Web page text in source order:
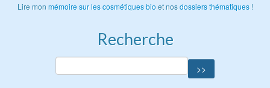
Lire monmémoire sur les cosmétiques bioet nosdossiers thématiques!
Recherche